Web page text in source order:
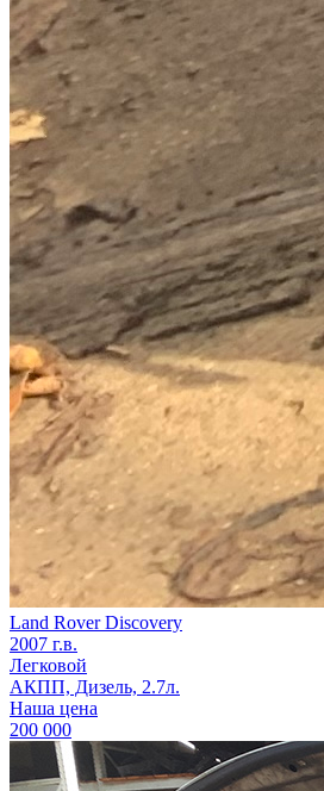
Land Rover Discovery
2007 г.в.
Легковой
АКПП, Дизель, 2.7л.
Наша цена
200 000